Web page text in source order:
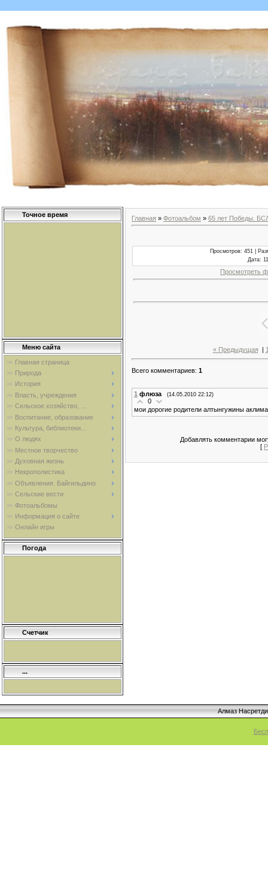
Точное время
Меню сайта
Главная страница
Природа
История
Власть, учреждения
Сельское хозяйство, ...
Воспитание, образование
Культура, библиотеки...
О людях
Местное творчество
Духовная жизнь
Некрополистика
Объявления. Байгильдино
Сельские вести
Фотоальбомы
Информация о сайте
Онлайн игры
Погода
Счетчик
...
Главная » Фотоальбом » 65 лет Победы.
Просмотров: 451 |
Дата:
Просмотреть
« Предыдущая
Всего комментариев: 1
1 флюза (14.05.2010 22:12)
0
мои дорогие родители алтынгужины
Добавлять комментарии
[
Алмаз